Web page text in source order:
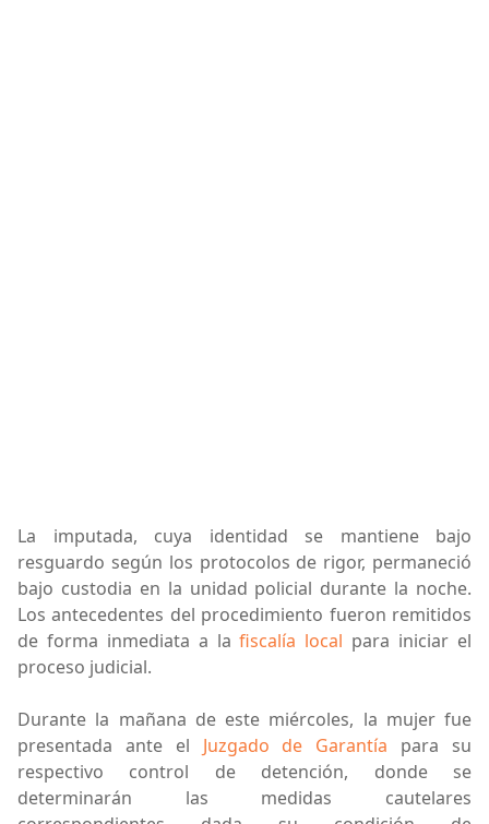
La imputada, cuya identidad se mantiene bajo
resguardo según los protocolos de rigor, permaneció
bajo custodia en la unidad policial durante la noche.
Los antecedentes del procedimiento fueron remitidos
de forma inmediata a lafiscalía local para iniciar el
proceso judicial.
Durante la mañana de este miércoles, la mujer fue
presentada ante el Juzgado de Garantía para su
respectivo control de detención, donde se
determinarán las medidas cautelares